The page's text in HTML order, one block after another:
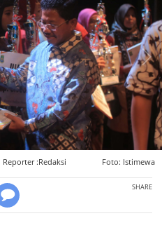
Reporter :Redaksi Foto: Istimewa
SHARE